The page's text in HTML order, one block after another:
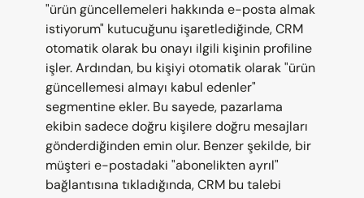
"ürün güncellemeleri hakkında e-posta almak
istiyorum" kutucuğunu işaretlediğinde, CRM
otomatik olarak bu onayı ilgili kişinin profiline
işler. Ardından, bu kişiyi otomatik olarak "ürün
güncellemesi almayı kabul edenler"
segmentine ekler. Bu sayede, pazarlama
ekibin sadece doğru kişilere doğru mesajları
gönderdiğinden emin olur. Benzer şekilde, bir
müşteri e-postadaki "abonelikten ayrıl"
bağlantısına tıkladığında, CRM bu talebi